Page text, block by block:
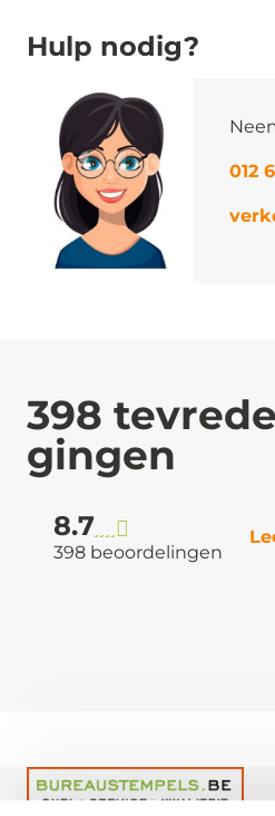
Hulp nodig?
012
398
gingen
8.7
398 beoordelingen